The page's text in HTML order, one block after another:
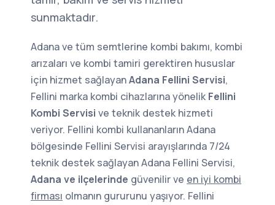
sunmaktadır.
Adana ve tüm semtlerine kombi bakımı, kombi
arızaları ve kombi tamiri gerektiren hususlar
için hizmet sağlayanAdana Fellini Servisi,
Fellini marka kombi cihazlarına yönelik Fellini
Kombi Servisi ve teknik destek hizmeti
veriyor. Fellini kombi kullananların Adana
bölgesinde Fellini Servisi arayışlarında 7/24
teknik destek sağlayan Adana Fellini Servisi,
Adana ve ilçelerinde güvenilir ve en iyi kombi
firması olmanın gururunu yaşıyor. Fellini